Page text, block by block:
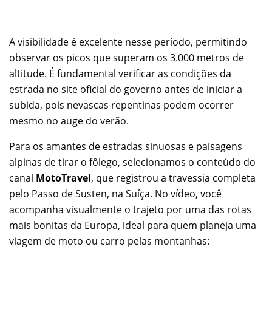
A visibilidade é excelente nesse período, permitindo
observar os picos que superam os 3.000 metros de
altitude. É fundamental verificar as condições da
estrada no site oficial do governo antes de iniciar a
subida, pois nevascas repentinas podem ocorrer
mesmo no auge do verão.
Para os amantes de estradas sinuosas e paisagens
alpinas de tirar o fôlego, selecionamos o conteúdo do
canal MotoTravel, que registrou a travessia completa
pelo Passo de Susten, na Suíça. No vídeo, você
acompanha visualmente o trajeto por uma das rotas
mais bonitas da Europa, ideal para quem planeja uma
viagem de moto ou carro pelas montanhas: